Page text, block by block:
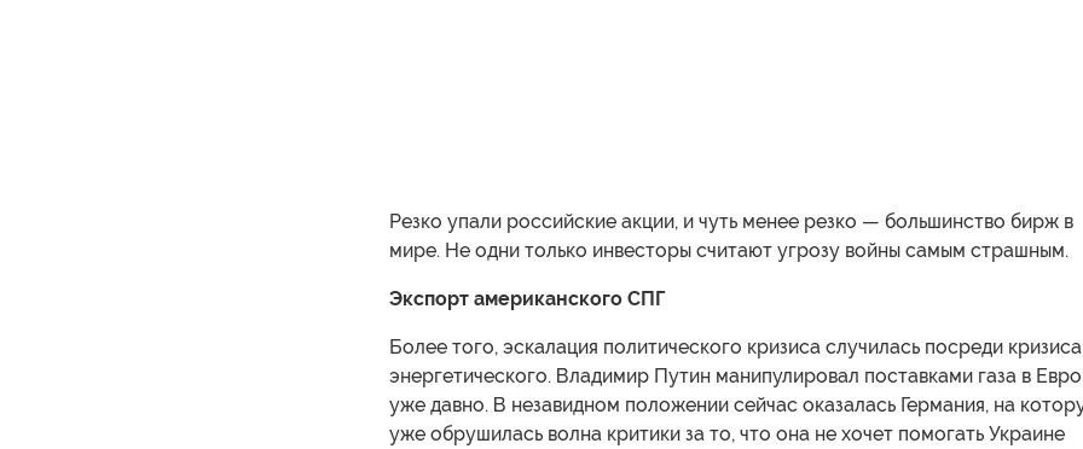
Резко упали российские акции, и чуть менее резко — большинство бирж в
мире. Не одни только инвесторы считают угрозу войны самым страшным.
Экспорт американского СПГ
Более того, эскалация политического кризиса случилась посреди кризиса
энергетического. Владимир Путин манипулировал поставками газа в
уже давно. В незавидном положении сейчас оказалась Германия, на
уже обрушилась волна критики за то, что она не хочет помогать Украине